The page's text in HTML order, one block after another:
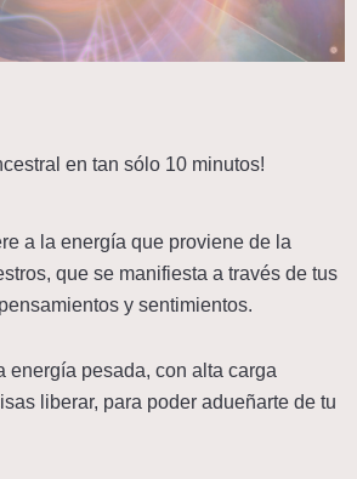
en tan sólo 10 minutos!
a la energía que proviene de la
que se manifiesta a través de tus
y sentimientos.
energía pesada, con alta carga
liberar, para poder adueñarte de tu